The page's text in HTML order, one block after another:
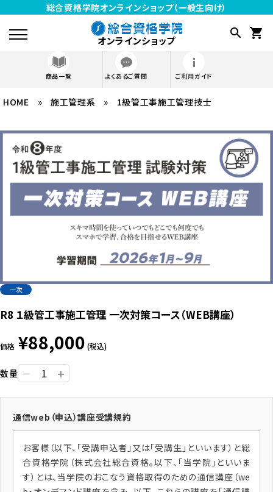
総合資格学院オンラインショップ（一般生向け）
オンラインショップ
search shopping_cart
商品一覧 よくあるご質問 ご利用ガイド
meeting_room ログイン
受講生は こちら
資格から探す
SHOP GUIDE
よくあるご質問
プライバシーポリシー
close
HOME » 施工管理系 » 1級管工事施工管理技士
一次
R8 １級管工事施工管理 一次対策コース（WEB講座）
価格 ¥88,000 (税込)
数量 ー +
通信web（申込）講座受講規約
お客様（以下、「受講申込者」又は「受講生」といいます）と総
合資格学院（株式会社総合資格。以下、「当学院」といいま
す）とは、当学院のおこなう資格取得のための通信講座（we